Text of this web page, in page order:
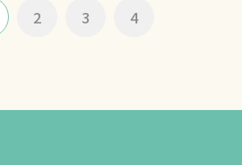
2 3 4